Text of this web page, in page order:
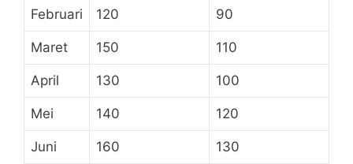
Februari 120 90
Maret 150 110
April 130 100
Mei 140 120
Juni 160 130